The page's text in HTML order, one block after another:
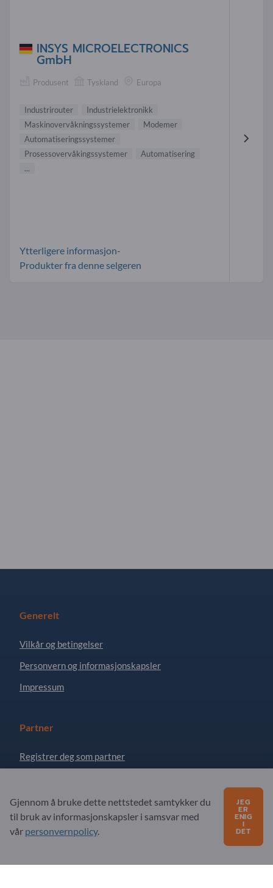
INSYS MICROELECTRONICS
GmbH
Produsent Tyskland Europa
Industrirouter
Industrielektronikk
Maskinovervåkningssystemer
Modemer
Automatiseringssystemer
Prosessovervåkingssystemer
Automatisering
...
Ytterligere informasjon-
Produkter fra denne selgeren
Generelt
Vilkår og betingelser
Personvern og informasjonskapsler
Impressum
Partner
Registrer deg som partner
Spørsmål?
Vårt tjenestetilbud
Gjennom å bruke dette nettstedet samtykker du
til bruk av informasjonskapsler i samsvar med
vår personvernpolicy.
JEG
ER
ENIG
I
DET